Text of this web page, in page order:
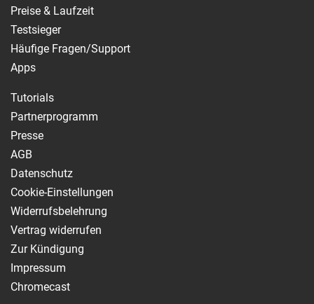
Preise & Laufzeit
Testsieger
Häufige Fragen/Support
Apps
Tutorials
Partnerprogramm
Presse
AGB
Datenschutz
Cookie-Einstellungen
Widerrufsbelehrung
Vertrag widerrufen
Zur Kündigung
Impressum
Chromecast